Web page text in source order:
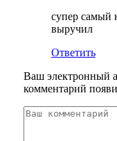
супер самый
выручил
Ответить
Ваш электронный
комментарий